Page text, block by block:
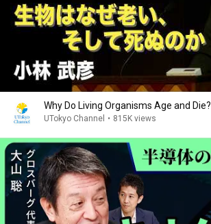
Why Do Living Organisms Age and Die?
UTokyo Channel • 815K views